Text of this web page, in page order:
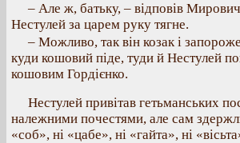
– Але ж, батьку, – відповів
Нестулей за царем руку тягне.
– Можливо, так він козак і
куди кошовий піде, туди й Нестулей
кошовим Гордієнко.
Нестулей привітав гетьманських
належними почестями, але сам
«соб», ні «цабе», ні «гайта», ні